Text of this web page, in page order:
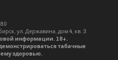
ул. Державина, дом 4, кв. 3
информации. 18+.
табачные
здоровью.